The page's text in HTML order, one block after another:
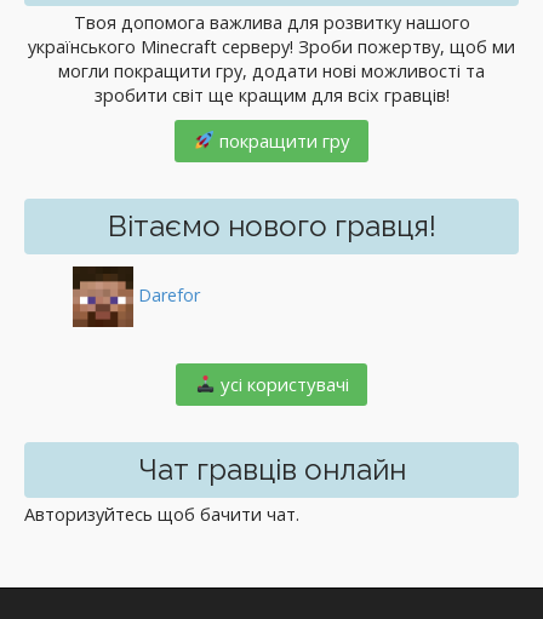
Твоя допомога важлива для розвитку нашого
українського Minecraft серверу! Зроби пожертву, щоб ми
могли покращити гру, додати нові можливості та
зробити світ ще кращим для всіх гравців!
покращити гру
Вітаємо нового гравця!
Darefor
️ усі користувачі
Чат гравців онлайн
Авторизуйтесь щоб бачити чат.